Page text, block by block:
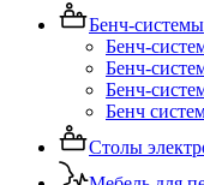
Бенч-системы
Бенч-
Бенч-
Бенч-
Бенч
Столы